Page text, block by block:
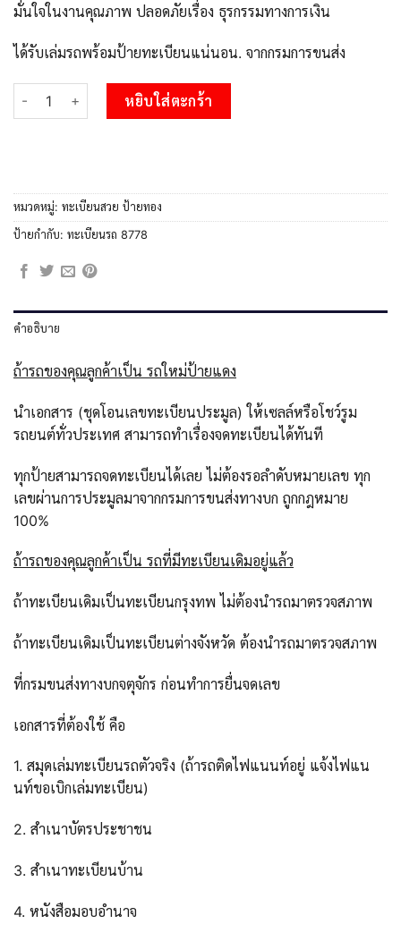
มั่นใจในงานคุณภาพ ปลอดภัยเรื่อง ธุรกรรมทางการเงิน
ได้รับเล่มรถพร้อมป้ายทะเบียนแน่นอน. จากกรมการขนส่ง
จำนวน ยงOkdee เลขทะเบียนรถ ฆศ 8778 ป้ายประมูลเลขสวยเหนือ
หยิบใส่ตะกร้า
หมวดหมู่: ทะเบียนสวย ป้ายทอง
ป้ายกำกับ: ทะเบียนรถ 8778
คำอธิบาย
ถ้ารถของคุณลูกค้าเป็น รถใหม่ป้ายแดง
นำเอกสาร (ชุดโอนเลขทะเบียนประมูล) ให้เซลล์หรือโชว์รูม
รถยนต์ทั่วประเทศ สามารถทำเรื่องจดทะเบียนได้ทันที
ทุกป้ายสามารถจดทะเบียนได้เลย ไม่ต้องรอลำดับหมายเลข ทุก
เลขผ่านการประมูลมาจากกรมการขนส่งทางบก ถูกกฎหมาย
100%
ถ้ารถของคุณลูกค้าเป็น รถที่มีทะเบียนเดิมอยู่แล้ว
ถ้าทะเบียนเดิมเป็นทะเบียนกรุงทพ ไม่ต้องนำรถมาตรวจสภาพ
ถ้าทะเบียนเดิมเป็นทะเบียนต่างจังหวัด ต้องนำรถมาตรวจสภาพ
ที่กรมขนส่งทางบกจตุจักร ก่อนทำการยื่นจดเลข
เอกสารที่ต้องใช้ คือ
1. สมุดเล่มทะเบียนรถตัวจริง (ถ้ารถติดไฟแนนท์อยู่ แจ้งไฟแน
นท์ขอเบิกเล่มทะเบียน)
2. สำเนาบัตรประชาชน
3. สำเนาทะเบียนบ้าน
4. หนังสือมอบอำนาจ